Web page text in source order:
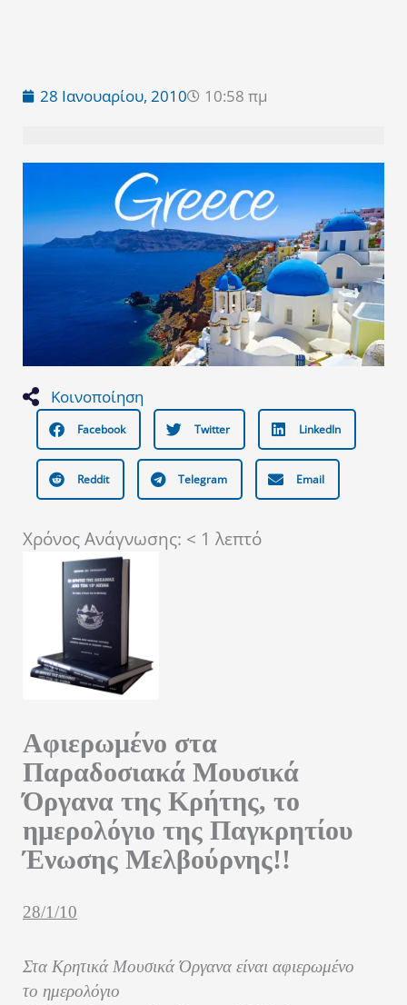
28 Ιανουαρίου, 2010 10:58 πμ
Κοινοποίηση
Facebook Twitter LinkedIn
Reddit Telegram Email
Χρόνος Ανάγνωσης: < 1 λεπτό
Aφιερωμένο στα
Παραδοσιακά Μουσικά
Όργανα της Κρήτης, το
ημερολόγιο της Παγκρητίου
Ένωσης Μελβούρνης!!
28/1/10
Στα Κρητικά Μουσικά Όργανα είναι αφιερωμένο
το ημερολόγιο